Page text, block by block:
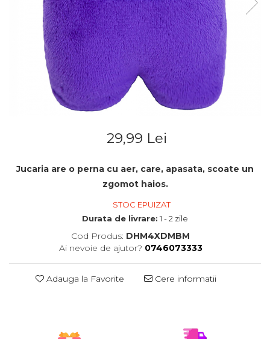
29,99 Lei
Jucaria are o perna cu aer, care, apasata, scoate un
zgomot haios.
STOC EPUIZAT
Durata de livrare: 1 - 2 zile
Cod Produs: DHM4XDMBM
Ai nevoie de ajutor? 0746073333
Adauga la Favorite Cere informatii